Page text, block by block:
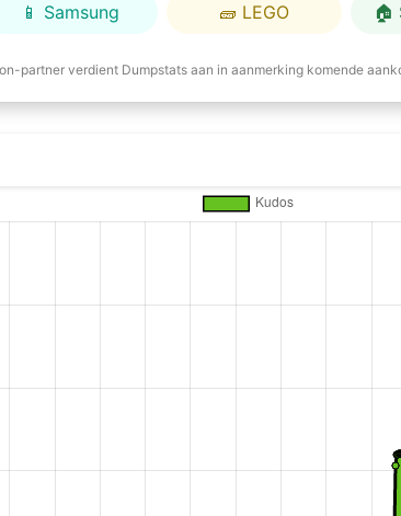
📱 Samsung 🧱 LEGO 🏠
partner verdient Dumpstats aan in aanmerking komende